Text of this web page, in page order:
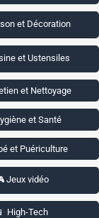
et Décoration
et Ustensiles
et Nettoyage
et Santé
et Puériculture
Jeux vidéo
High-Tech